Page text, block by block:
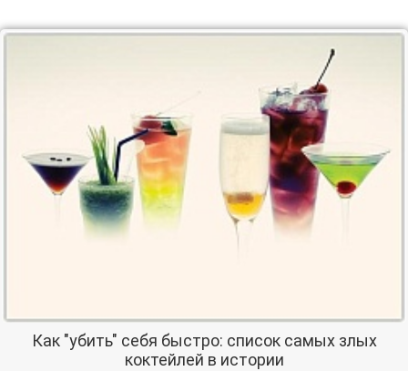
Как "убить" себя быстро: список самых злых
коктейлей в истории